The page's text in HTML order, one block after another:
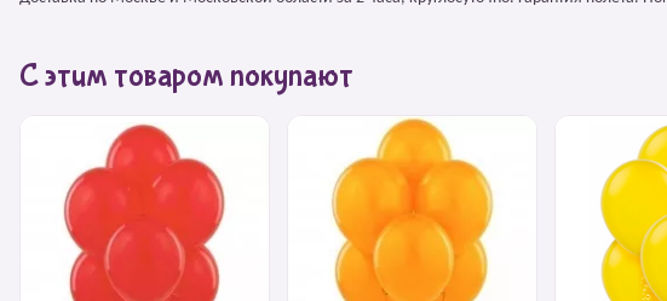
С этим товаром покупают